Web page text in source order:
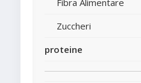
Fibra Alimentare
Zuccheri
proteine